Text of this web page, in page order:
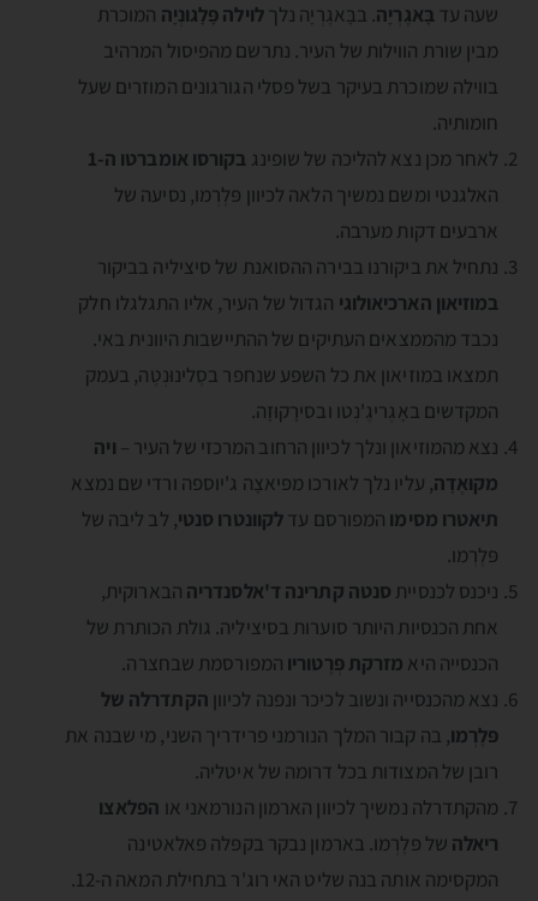
שעה עד בָּאגֶרְיָה. בבָּאגֶרְיָה נלךלוילה פָּלָגונְיָה המוכרת
מבין שורת הווילות של העיר. נתרשם מהפיסול המרהיב
בווילה שמוכרת בעיקר בשל פסלי הגורגונים המוזרים שעל
חומותיה.
לאחר מכן נצא להליכה של שופינג בקורסו אומברטו ה-1
האלגנטי ומשם נמשיך הלאה לכיוון פּלֶרְמו, נסיעה של
ארבעים דקות מערבה.
נתחיל את ביקורנו בבירה ההסואנת של סיציליה בביקור
במוזיאון הארכיאולוגי הגדול של העיר, אליו התגלגלו חלק
נכבד מהממצאים העתיקים של ההתיישבות היוונית באי.
תמצאו במוזיאון את כל השפע שנחפר בסֶלינוּנְטֶה, בעמק
המקדשים באָגְריגֶ'נְטו ובסירָקוּזָה.
נצא מהמוזיאון ונלך לכיוון הרחוב המרכזי של העיר – ויה
מקוּאֶדָה, עליו נלך לאורכו מפּיאצָה ג'יוספה ורדי שם נמצא
תיאטרו מסימו המפורסם עד לקוונטרו סנטי, לב ליבה של
פּלֶרְמו.
ניכנס לכנסיית סנטה קתרינה ד'אלסנדריה הבארוקית,
אחת הכנסיות היותר סוערות בסיציליה. גולת הכותרת של
הכנסייה היא מזרקת פְּרֶטוריו המפורסמת שבחצרה.
נצא מהכנסייה ונשוב לכיכר ונפנה לכיוון הקתדרלה של
פּלֶרְמו, בה קבור המלך הנורמני פרידריך השני, מי שבנה את
רובן של המצודות בכל דרומה של איטליה.
מהקתדרלה נמשיך לכיוון הארמון הנורמאני או הפלאצו
ריאלה של פּלֶרְמו. בארמון נבקר בקפּלה פּאלאטינה
המקסימה אותה בנה שליט האי רוג'ר בתחילת המאה ה-12.